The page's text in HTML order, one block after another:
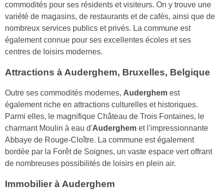
commodités pour ses résidents et visiteurs. On y trouve une
variété de magasins, de restaurants et de cafés, ainsi que de
nombreux services publics et privés. La commune est
également connue pour ses excellentes écoles et ses
centres de loisirs modernes.
Attractions à Auderghem, Bruxelles, Belgique
Outre ses commodités modernes, Auderghem est
également riche en attractions culturelles et historiques.
Parmi elles, le magnifique Château de Trois Fontaines, le
charmant Moulin à eau d'Auderghem et l'impressionnante
Abbaye de Rouge-Cloître. La commune est également
bordée par la Forêt de Soignes, un vaste espace vert offrant
de nombreuses possibilités de loisirs en plein air.
Immobilier à Auderghem